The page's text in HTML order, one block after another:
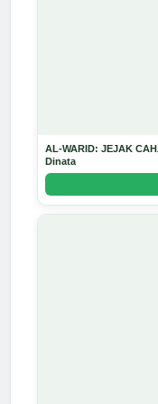
AL-WARID: JEJAK
Dinata